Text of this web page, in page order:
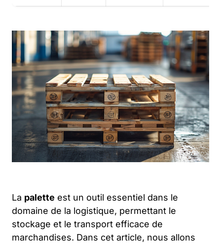
La palette est un outil essentiel dans le
domaine de la logistique, permettant le
stockage et le transport efficace de
marchandises. Dans cet article, nous allons